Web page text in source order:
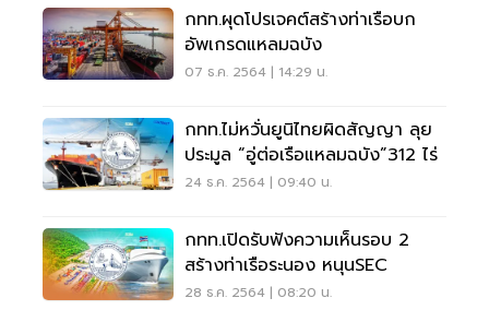
กทท.ผุดโปรเจคต์สร้างท่าเรือบก
อัพเกรดแหลมฉบัง
07 ธ.ค. 2564 | 14:29 น.
กทท.ไม่หวั่นยูนิไทยผิดสัญญา ลุย
ประมูล “อู่ต่อเรือแหลมฉบัง”312 ไร่
24 ธ.ค. 2564 | 09:40 น.
กทท.เปิดรับฟังความเห็นรอบ 2
สร้างท่าเรือระนอง หนุนSEC
28 ธ.ค. 2564 | 08:20 น.